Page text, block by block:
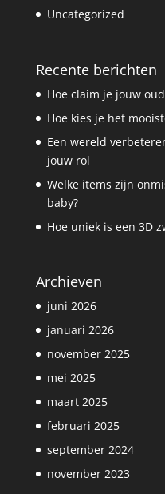
Uncategorized
Recente berichten
Hoe claim je jouw
Hoe kies je het
Een wereld
jouw rol
Welke items zijn
baby?
Hoe uniek is een 3D
Archieven
juni 2026
januari 2026
november 2025
mei 2025
maart 2025
februari 2025
september 2024
november 2023